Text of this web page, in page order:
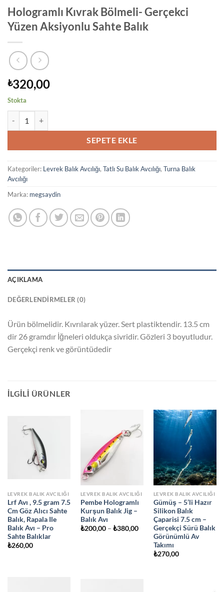
Hologramlı Kıvrak Bölmeli- Gerçekci
Yüzen Aksiyonlu Sahte Balık
₺320,00
Stokta
SEPETE EKLE
Kategoriler: Levrek Balık Avcılığı, Tatlı Su Balık Avcılığı, Turna Balık
Avcılığı
Marka: megsaydin
AÇIKLAMA
DEĞERLENDIRMELER (0)
Ürün bölmelidir. Kıvrılarak yüzer. Sert plastiktendir. 13.5 cm
dir 26 gramdır İğneleri oldukça sivridir. Gözleri 3 boyutludur.
Gerçekçi renk ve görüntüdedir
İLGILI ÜRÜNLER
LEVREK BALIK AVCILIĞI
Lrf Avı , 9.5 gram 7.5
Cm Göz Alıcı Sahte
Balık, Rapala Ile
Balık Avı – Pro
Sahte Balıklar
₺260,00
LEVREK BALIK AVCILIĞI
Pembe Hologramlı
Kurşun Balık Jig –
Balık Avı
₺200,00 – ₺380,00Fiyat
aralığı:
₺200,00
₺380,00
LEVREK BALIK AVCILIĞI
Gümüş – 5’li Hazır
Silikon Balık
Çaparisi 7.5 cm –
Gerçekçi Sürü Balık
Görünümlü Av
Takımı
₺270,00